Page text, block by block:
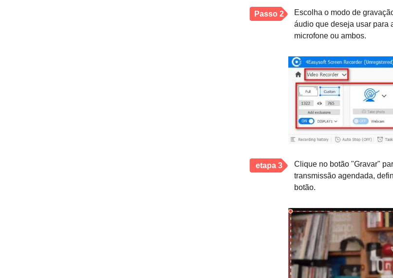
Passo 2
Escolha o modo de
áudio que deseja usar para
microfone ou ambos.
etapa 3
Clique no botão "Gravar"
transmissão agendada,
botão.